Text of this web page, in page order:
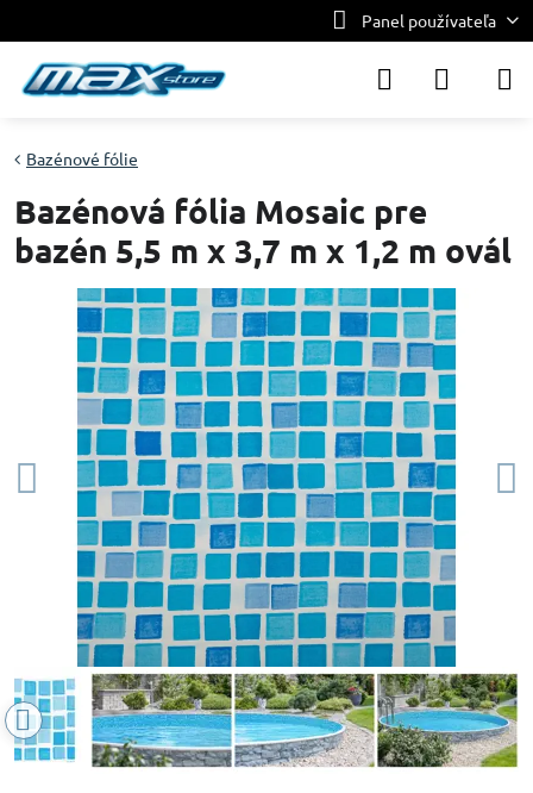
Panel používateľa
Bazénové fólie
Bazénová fólia Mosaic pre
bazén 5,5 m x 3,7 m x 1,2 m ovál